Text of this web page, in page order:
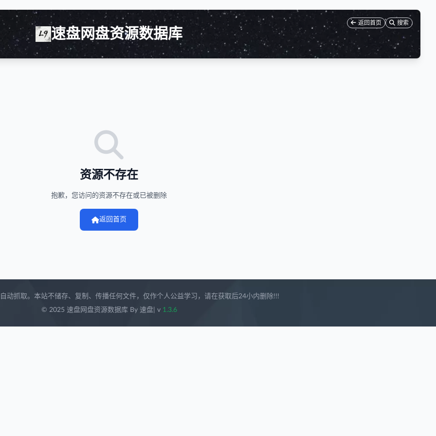
速盘网盘资源数据库
返回首页 搜索
资源不存在
抱歉，您访问的资源不存在或已被删除
返回首页
动抓取。本站不储存、复制、传播任何文件，仅作个人公益学习，请在获取后24小内删除!!!
© 2025 速盘网盘资源数据库 By 速盘| v 1.3.6